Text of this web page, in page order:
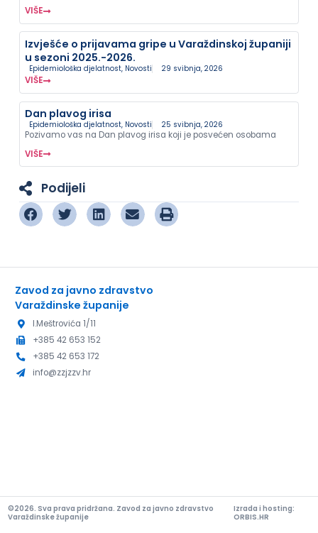
VIŠE
Izvješće o prijavama gripe u Varaždinskoj županiji
u sezoni 2025.-2026.
Epidemiološka djelatnost, Novosti 29 svibnja, 2026
VIŠE
Dan plavog irisa
Epidemiološka djelatnost, Novosti 25 svibnja, 2026
Pozivamo vas na Dan plavog irisa koji je posvećen osobama
VIŠE
Podijeli
Zavod za javno zdravstvo
Varaždinske županije
I.Meštrovića 1/11
+385 42 653 152
+385 42 653 172
info@zzjzzv.hr
©2026. Sva prava pridržana. Zavod za javno zdravstvo
Varaždinske županije
Izrada i hosting:
ORBIS.HR